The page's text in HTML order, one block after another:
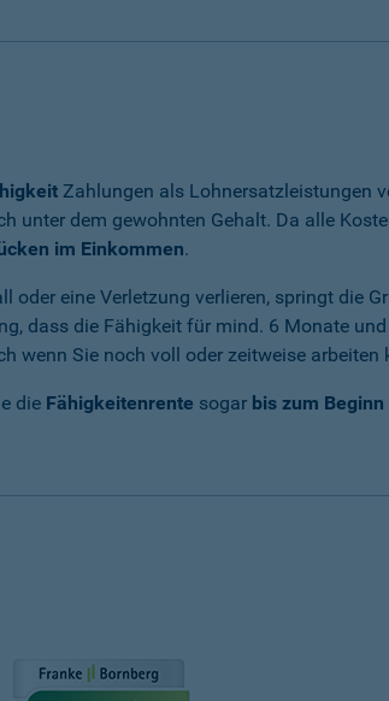
Zahlungen als Lohnersatzleistungen
unter dem gewohnten Gehalt. Da alle
im Einkommen.
oder eine Verletzung verlieren, springt die
dass die Fähigkeit für mind. 6 Monate
wenn Sie noch voll oder zeitweise arbeiten
die Fähigkeitenrente sogar bis zum